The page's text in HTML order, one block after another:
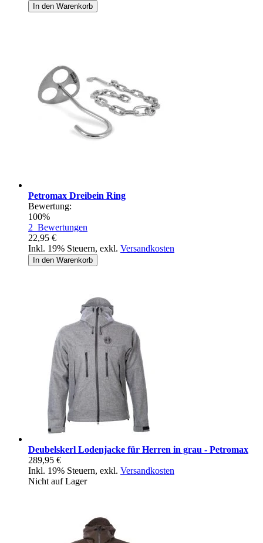
In den Warenkorb
Petromax Dreibein Ring
Bewertung:
100%
2 Bewertungen
22,95 €
Inkl. 19% Steuern, exkl. Versandkosten
In den Warenkorb
Deubelskerl Lodenjacke für Herren in grau - Petromax
289,95 €
Inkl. 19% Steuern, exkl. Versandkosten
Nicht auf Lager